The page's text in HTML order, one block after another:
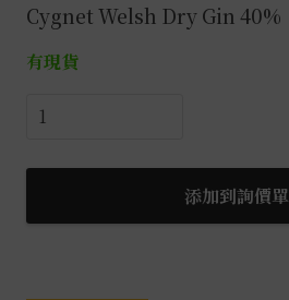
Cygnet Welsh Dry Gin 40%
有現貨
希
娜
爾
添加到詢價單